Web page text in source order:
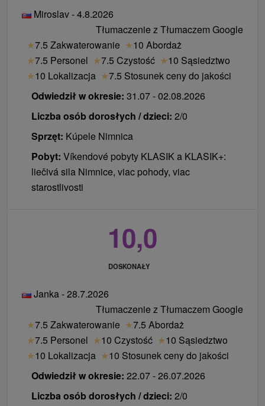
Dostawka jest możliwa, ale nie polecamy jej z powodu
małego metrażu pokoju.
Zwierzęta: Zakwaterowanie ze zwierzęciem nie
Miroslav - 4.8.2026
Tłumaczenie z Tłumaczem Google
★7.5 Zakwaterowanie ★10 Abordaż
★7.5 Personel ★7.5 Czystość ★10 Sąsiedztwo
★10 Lokalizacja ★7.5 Stosunek ceny do jakości
Odwiedził w okresie: 31.07 - 02.08.2026
Liczba osób dorosłych / dzieci: 2/0
Sprzęt: Kúpele Nimnica
Pobyt: Víkendové pobyty KLASIK a KLASIK+:
liečivá sila Nimnice, viac pohody, viac
starostlivosti
10,0
DOSKONAŁY
Janka - 28.7.2026
Tłumaczenie z Tłumaczem Google
★7.5 Zakwaterowanie ★7.5 Abordaż
★7.5 Personel ★10 Czystość ★10 Sąsiedztwo
★10 Lokalizacja ★10 Stosunek ceny do jakości
Odwiedził w okresie: 22.07 - 26.07.2026
Liczba osób dorosłych / dzieci: 2/0